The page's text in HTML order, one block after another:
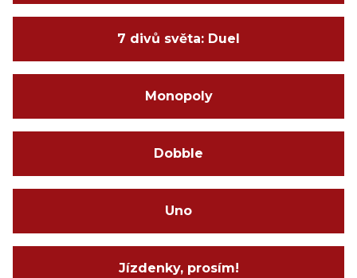
7 divů světa: Duel
Monopoly
Dobble
Uno
Jízdenky, prosím!